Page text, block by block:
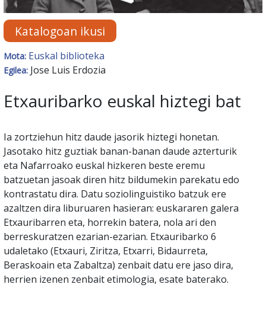
Katalogoan ikusi
Mota: Euskal biblioteka
Egilea: Jose Luis Erdozia
Etxauribarko euskal hiztegi bat
Ia zortziehun hitz daude jasorik hiztegi honetan.
Jasotako hitz guztiak banan-banan daude azterturik
eta Nafarroako euskal hizkeren beste eremu
batzuetan jasoak diren hitz bildumekin parekatu edo
kontrastatu dira. Datu soziolinguistiko batzuk ere
azaltzen dira liburuaren hasieran: euskararen galera
Etxauribarren eta, horrekin batera, nola ari den
berreskuratzen ezarian-ezarian. Etxauribarko 6
udaletako (Etxauri, Ziritza, Etxarri, Bidaurreta,
Beraskoain eta Zabaltza) zenbait datu ere jaso dira,
herrien izenen zenbait etimologia, esate baterako.